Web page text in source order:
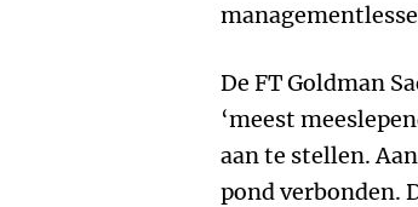
De FT Goldman
‘meest
aan te stellen.
pond verbonden.